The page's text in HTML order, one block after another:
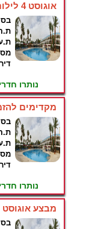
אוגוסט 4 לילות באילת -במחיר מוזל
נותרו
מקדימים
נותרו
מבצע אוגוסט באילת 4 לילות